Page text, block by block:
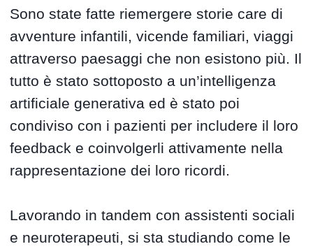
Sono state fatte riemergere storie care di
avventure infantili, vicende familiari, viaggi
attraverso paesaggi che non esistono più. Il
tutto è stato sottoposto a un’intelligenza
artificiale generativa ed è stato poi
condiviso con i pazienti per includere il loro
feedback e coinvolgerli attivamente nella
rappresentazione dei loro ricordi.
Lavorando in tandem con assistenti sociali
e neuroterapeuti, si sta studiando come le